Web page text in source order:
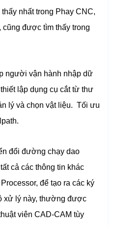
nhất trong Phay CNC,
cũng được tìm thấy trong
người vận hành nhập dữ
lập dụng cụ cắt từ thư
lý và chọn vật liệu. Tối ưu
đổi đường chạy dao
cả các thông tin khác
để tạo ra các ký
xử lý này, thường được
viên CAD-CAM tùy